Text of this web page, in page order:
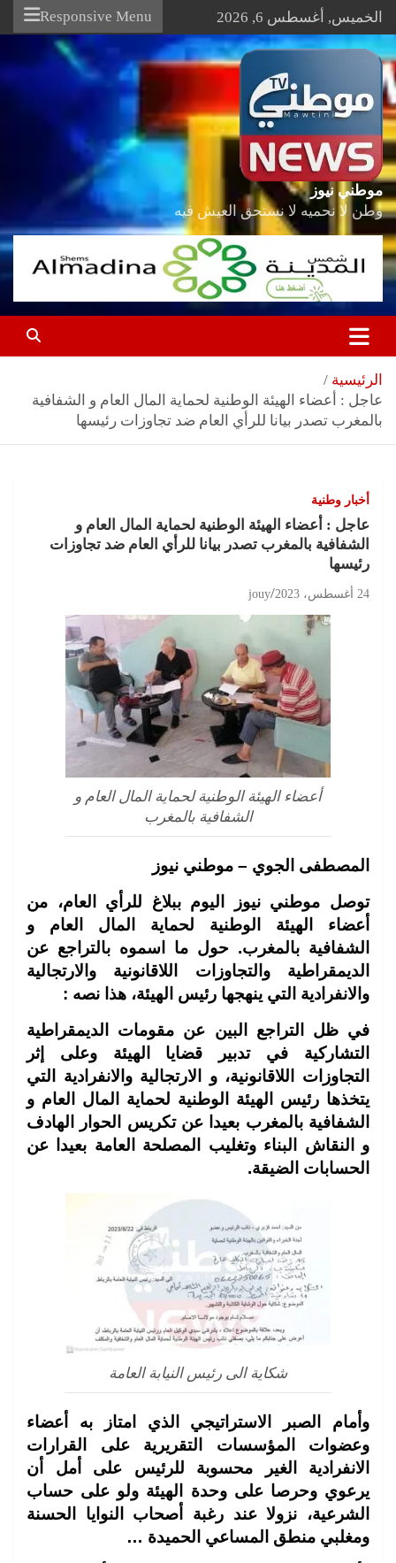
Skip
content
الخميس, أغسطس 6, 2026 Responsive Menu
موطني نيوز
وطن لا نحميه لا نستحق العيش فيه
الرئيسية
عاجل : أعضاء الهيئة الوطنية لحماية المال العام و الشفافية
بالمغرب تصدر بيانا للرأي العام ضد تجاوزات رئيسها
أخبار وطنية
عاجل : أعضاء الهيئة الوطنية لحماية المال العام و
الشفافية بالمغرب تصدر بيانا للرأي العام ضد تجاوزات
رئيسها
24 أغسطس، 2023 jouy
أعضاء الهيئة الوطنية لحماية المال العام و
الشفافية بالمغرب
المصطفى الجوي – موطني نيوز
توصل موطني نيوز اليوم ببلاغ للرأي العام، من
أعضاء الهيئة الوطنية لحماية المال العام و
الشفافية بالمغرب. حول ما اسموه بالتراجع عن
الديمقراطية والتجاوزات اللاقانونية والارتجالية
والانفرادية التي ينهجها رئيس الهيئة، هذا نصه :
في ظل التراجع البين عن مقومات الديمقراطية
التشاركية في تدبير قضايا الهيئة وعلى إثر
التجاوزات اللاقانونية، و الارتجالية والانفرادية التي
يتخذها رئيس الهيئة الوطنية لحماية المال العام و
الشفافية بالمغرب بعيدا عن تكريس الحوار الهادف
و النقاش البناء وتغليب المصلحة العامة بعيدا عن
الحسابات الضيقة.
شكاية الى رئيس النيابة العامة
وأمام الصبر الاستراتيجي الذي امتاز به أعضاء
وعضوات المؤسسات التقريرية على القرارات
الانفرادية الغير محسوبة للرئيس على أمل أن
يرعوي وحرصا على وحدة الهيئة ولو على حساب
الشرعية، نزولا عند رغبة أصحاب النوايا الحسنة
ومغلبي منطق المساعي الحميدة …